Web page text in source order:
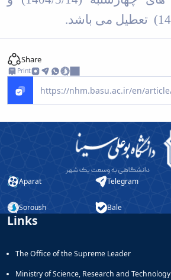
.
Share
Print
Aparat Telegram
Soroush Bale
Links
The Office of the Supreme Leader
Ministry of Science, Research and Technology